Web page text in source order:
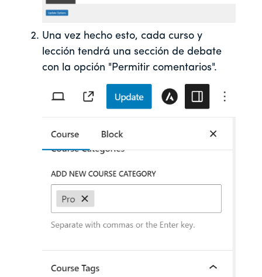
Una vez hecho esto, cada curso y
lección tendrá una sección de debate
con la opción "Permitir comentarios".